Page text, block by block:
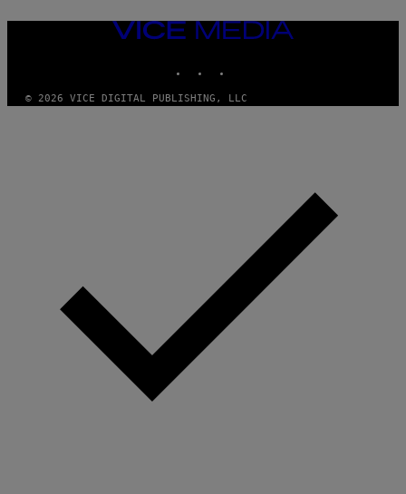
VICE
© 2026 VICE DIGITAL PUBLISHING, LLC